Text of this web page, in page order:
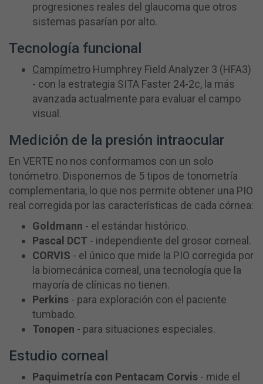
progresiones reales del glaucoma que otros
sistemas pasarían por alto.
Tecnología funcional
Campímetro Humphrey Field Analyzer 3 (HFA3)
- con la estrategia SITA Faster 24-2c, la más
avanzada actualmente para evaluar el campo
visual.
Medición de la presión intraocular
En VERTE no nos conformamos con un solo
tonómetro. Disponemos de 5 tipos de tonometría
complementaria, lo que nos permite obtener una PIO
real corregida por las características de cada córnea:
Goldmann - el estándar histórico.
Pascal DCT - independiente del grosor corneal.
CORVIS - el único que mide la PIO corregida por
la biomecánica corneal, una tecnología que la
mayoría de clínicas no tienen.
Perkins - para exploración con el paciente
tumbado.
Tonopen - para situaciones especiales.
Estudio corneal
Paquimetría con Pentacam Corvis - mide el